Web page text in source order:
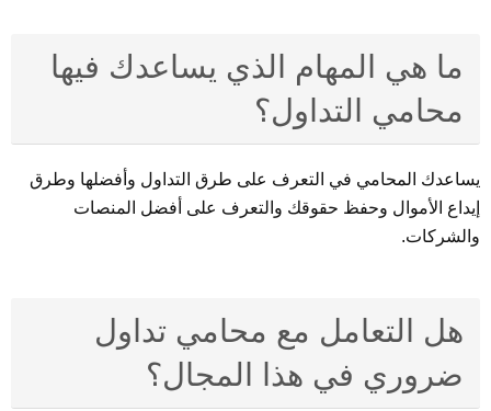
ما هي المهام الذي يساعدك فيها
محامي التداول؟
يساعدك المحامي في التعرف على طرق التداول وأفضلها وطرق
إيداع الأموال وحفظ حقوقك والتعرف على أفضل المنصات
والشركات.
هل التعامل مع محامي تداول
ضروري في هذا المجال؟